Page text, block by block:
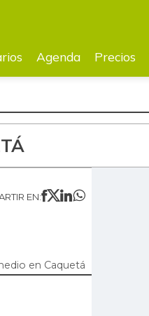
Videos
Agenda Precios
EN:
en Caquetá